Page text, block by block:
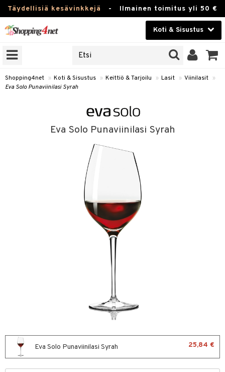
Täydellisiä kesävinkkejä - Ilmainen toimitus yli 50 €
Koti & Sisustus
Kauneudenhoito
Piilolinssit
Shopping4net » Koti & Sisustus » Keittiö & Tarjoilu » Lasit » Viinilasit »
Eva Solo Punaviinilasi Syrah
Eva Solo Punaviinilasi Syrah
Eva Solo Punaviinilasi Syrah 25,84 €
& Konjakkilasit